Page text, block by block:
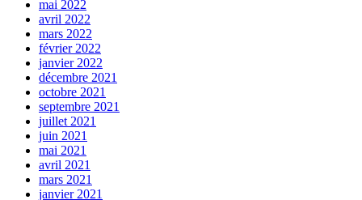
mai 2022
avril 2022
mars 2022
février 2022
janvier 2022
décembre 2021
octobre 2021
septembre 2021
juillet 2021
juin 2021
mai 2021
avril 2021
mars 2021
janvier 2021